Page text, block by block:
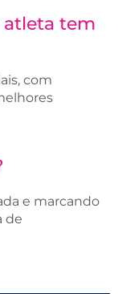
tem
com
e marcando
de